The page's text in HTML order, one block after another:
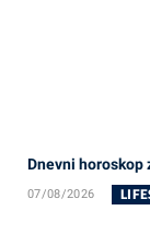
Dnevni horoskop
07/08/2026